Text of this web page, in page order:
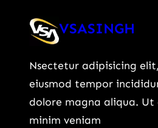
VSASINGH
Nsectetur adipisicing
eiusmod tempor
dolore magna aliqua. Ut
minim veniam